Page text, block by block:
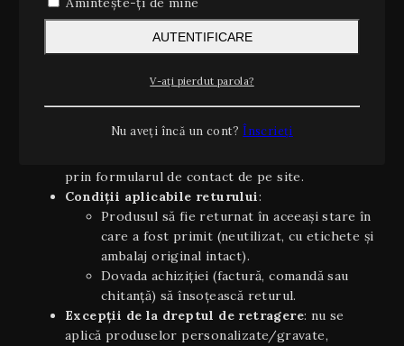
Conform OUG 34/2014 și Directivei UE 2011/83/UE
privind drepturile consumatorilor, aveți dreptul să vă
retrageți din contract, fără a invoca un motiv, în
trimiteți, înainte de împlinirea celor 14 zile, o
prin formularul de contact de pe site.
Condiţii aplicabile returului:
Produsul să fie returnat în aceeaşi stare în
care a fost primit (neutilizat, cu etichete și
ambalaj original intact).
Dovada achiziției (factură, comandă sau
chitanță) să însoțească returul.
Excepții de la dreptul de retragere: nu se
aplică produselor personalizate/gravate,
AUTENTIFICARE
V-ați pierdut parola?
Nu aveți încă un cont? Înscrieți